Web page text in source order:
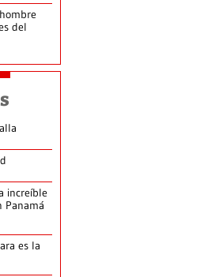
del
increíble
Panamá
es la